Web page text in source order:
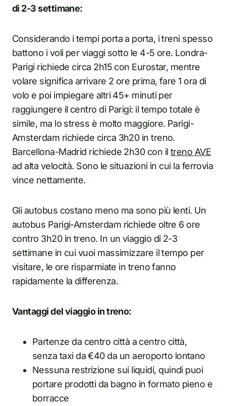
di 2-3 settimane:
Considerando i tempi porta a porta, i treni spesso
battono i voli per viaggi sotto le 4-5 ore. Londra-
Parigi richiede circa 2h15 con Eurostar, mentre
volare significa arrivare 2 ore prima, fare 1 ora di
volo e poi impiegare altri 45+ minuti per
raggiungere il centro di Parigi: il tempo totale è
simile, ma lo stress è molto maggiore. Parigi-
Amsterdam richiede circa 3h20 in treno.
Barcellona-Madrid richiede 2h30 con il treno AVE
ad alta velocità. Sono le situazioni in cui la ferrovia
vince nettamente.
Gli autobus costano meno ma sono più lenti. Un
autobus Parigi-Amsterdam richiede oltre 6 ore
contro 3h20 in treno. In un viaggio di 2-3
settimane in cui vuoi massimizzare il tempo per
visitare, le ore risparmiate in treno fanno
rapidamente la differenza.
Vantaggi del viaggio in treno:
Partenze da centro città a centro città,
senza taxi da €40 da un aeroporto lontano
Nessuna restrizione sui liquidi, quindi puoi
portare prodotti da bagno in formato pieno e
borracce